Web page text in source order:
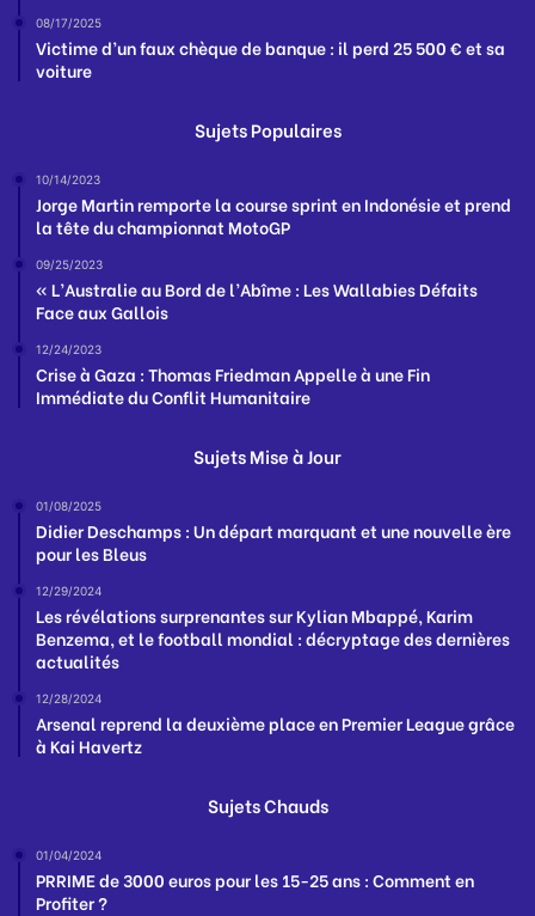
08/17/2025
Victime d’un faux chèque de banque : il perd 25 500 € et sa
voiture
Sujets Populaires
10/14/2023
Jorge Martin remporte la course sprint en Indonésie et prend
la tête du championnat MotoGP
09/25/2023
« L’Australie au Bord de l’Abîme : Les Wallabies Défaits
Face aux Gallois
12/24/2023
Crise à Gaza : Thomas Friedman Appelle à une Fin
Immédiate du Conflit Humanitaire
Sujets Mise à Jour
01/08/2025
Didier Deschamps : Un départ marquant et une nouvelle ère
pour les Bleus
12/29/2024
Les révélations surprenantes sur Kylian Mbappé, Karim
Benzema, et le football mondial : décryptage des dernières
actualités
12/28/2024
Arsenal reprend la deuxième place en Premier League grâce
à Kai Havertz
Sujets Chauds
01/04/2024
PRRIME de 3000 euros pour les 15-25 ans : Comment en
Profiter ?